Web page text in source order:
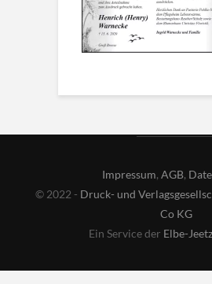
Impressum, AGB,
© 2022 - Druck- und
Co KG
Ein Service der Elbe-